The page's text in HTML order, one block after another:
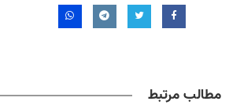
مطالب مرتبط